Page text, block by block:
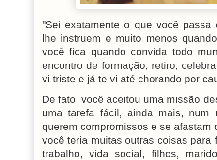
"Sei exatamente o que você
lhe instruem e muito menos
você fica quando convida todo
encontro de formação, retiro,
vi triste e já te vi até chorando por
De fato, você aceitou uma missão
uma tarefa fácil, ainda mais, num
querem compromissos e se afastam
você teria muitas outras coisas
trabalho, vida social, filhos,